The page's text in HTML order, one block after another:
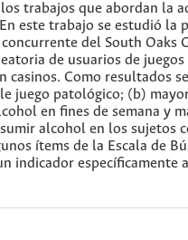
trabajos que abordan la
este trabajo se estudió la
del South Oaks
de usuarios de juegos
casinos. Como resultados
juego patológico; (b)
en fines de semana y
alcohol en los sujetos
ítems de la Escala de
indicador específicamente